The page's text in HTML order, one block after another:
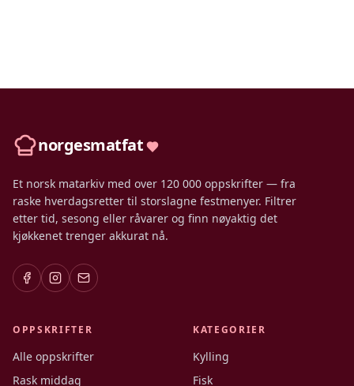
norgesmatfat
Et norsk matarkiv med over 120 000 oppskrifter — fra
raske hverdagsretter til storslagne festmenyer. Filtrer
etter tid, sesong eller råvarer og finn nøyaktig det
kjøkkenet trenger akkurat nå.
OPPSKRIFTER
Alle oppskrifter
Rask middag
KATEGORIER
Kylling
Fisk